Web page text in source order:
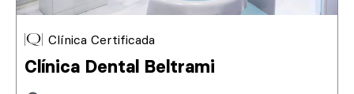
Clínica Certificada
Clínica Dental Beltrami